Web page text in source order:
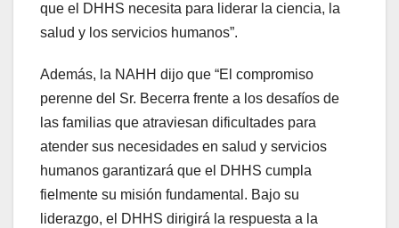
que el DHHS necesita para liderar la ciencia, la
salud y los servicios humanos”.
Además, la NAHH dijo que “El compromiso
perenne del Sr. Becerra frente a los desafíos de
las familias que atraviesan dificultades para
atender sus necesidades en salud y servicios
humanos garantizará que el DHHS cumpla
fielmente su misión fundamental. Bajo su
liderazgo, el DHHS dirigirá la respuesta a la